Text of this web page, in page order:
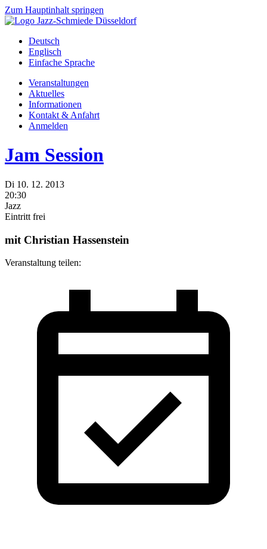
Zum Hauptinhalt springen
Deutsch
Englisch
Einfache Sprache
Veranstaltungen
Aktuelles
Informationen
Kontakt & Anfahrt
Anmelden
Jam Session
Di 10. 12. 2013
20:30
Jazz
Eintritt frei
mit Christian Hassenstein
Veranstaltung teilen: